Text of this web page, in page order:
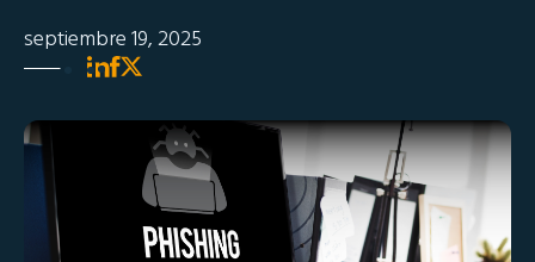
septiembre 19, 2025